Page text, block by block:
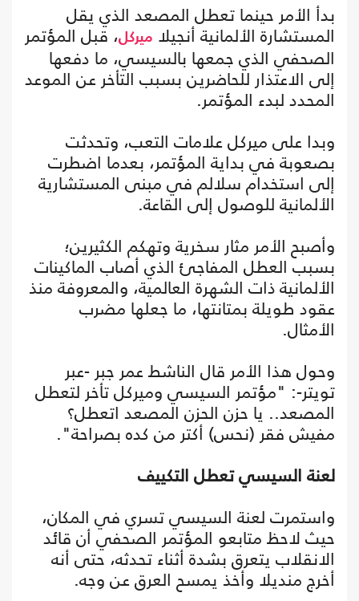
بدأ الأمر حينما تعطل المصعد الذي يقل
المستشارة الألمانية أنجيلا ميركل، قبل المؤتمر
الصحفي الذي جمعها بالسيسي، ما دفعها
إلى الاعتذار للحاضرين بسبب التأخر عن الموعد
المحدد لبدء المؤتمر.
وبدا على ميركل علامات التعب، وتحدثت
بصعوبة في بداية المؤتمر، بعدما اضطرت
إلى استخدام سلالم في مبنى المستشارية
الألمانية للوصول إلى القاعة.
وأصبح الأمر مثار سخرية وتهكم الكثيرين؛
بسبب العطل المفاجئ الذي أصاب الماكينات
الألمانية ذات الشهرة العالمية، والمعروفة منذ
عقود طويلة بمتانتها، ما جعلها مضرب
الأمثال.
وحول هذا الأمر قال الناشط عمر جبر -عبر
تويتر-: "‏مؤتمر السيسي وميركل تأخر لتعطل
المصعد.. يا حزن الحزن المصعد اتعطل؟
مفيش فقر (نحس) أكتر من كده بصراحة".
لعنة السيسي تعطل التكييف
واستمرت لعنة السيسي تسري في المكان،
حيث لاحظ متابعو المؤتمر الصحفي أن قائد
الانقلاب يتعرق بشدة أثناء تحدثه، حتى أنه
أخرج منديلا وأخذ يمسح العرق عن وجه.